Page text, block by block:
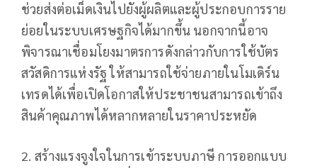
ช่วยส่งต่อเม็ดเงินไปยังผู้ผลิตและผู้ประกอบการราย
ย่อยในระบบเศรษฐกิจได้มากขึ้น นอกจากนี้อาจ
พิจารณาเชื่อมโยงมาตรการดังกล่าวกับการใช้บัตร
สวัสดิการแห่งรัฐ ให้สามารถใช้จ่ายภายในโมเดิร์น
เทรดได้เพื่อเปิดโอกาสให้ประชาชนสามารถเข้าถึง
สินค้าคุณภาพได้หลากหลายในราคาประหยัด
2. สร้างแรงจูงใจในการเข้าระบบภาษี การออกแบบ